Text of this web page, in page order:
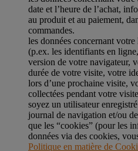
date et l’heure de l’achat,
au produit et au paiement,
commandes.
les données concernant
(p.ex. les identifiants en
version de votre navigateur,
durée de votre visite, votre
lors d’une prochaine visite,
collectées pendant votre
soyez un utilisateur
journal de navigation et/ou
que les “cookies” (pour les
données via des cookies,
Politique en matière de